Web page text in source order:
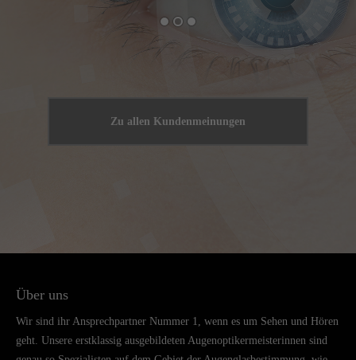
Zu allen Kundenmeinungen
Über uns
Wir sind ihr Ansprechpartner Nummer 1, wenn es um Sehen und Hören
geht. Unsere erstklassig ausgebildeten Augenoptikermeisterinnen sind